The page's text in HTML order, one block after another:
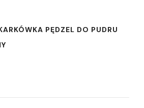
PĘDZEL DO PUDRU